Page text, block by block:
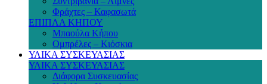
Φράχτες – Καφασωτά
ΕΠΙΠΛΑ ΚΗΠΟΥ
Μπαούλα Κήπου
Ομπρέλες – Κιόσκια
ΥΛΙΚΑ ΣΥΣΚΕΥΑΣΙΑΣ
ΥΛΙΚΑ ΣΥΣΚΕΥΑΣΙΑΣ
Διάφορα Συσκευασίας